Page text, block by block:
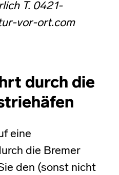
T. 0421-
vor-ort.com
durch die
eine
die Bremer
den (sonst nicht